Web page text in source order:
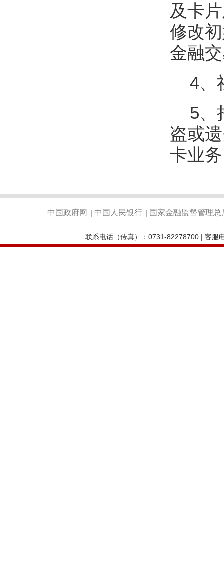
及卡
修改
金融
4、
5、
盗或
卡业
中国政府网 | 中国人民银行 | 国家金融监督管理总
联系电话（传真）：0731-82278700 | 客服